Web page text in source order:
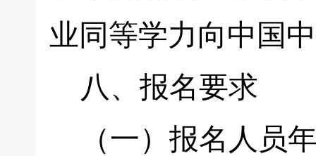
业同等学力向中国
八、报名要求
（一）报名人员